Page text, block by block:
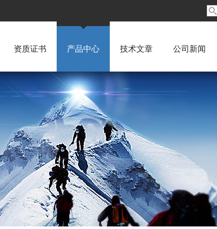
资质证书 产品中心 技术文章 公司新闻